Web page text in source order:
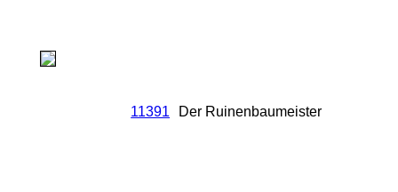
11391 Der Ruinenbaumeister